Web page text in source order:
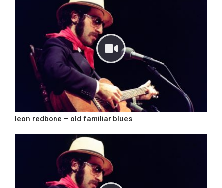
leon redbone – old familiar blues